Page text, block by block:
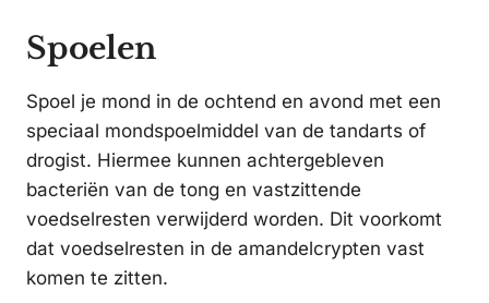
Spoelen
Spoel je mond in de ochtend en avond met een
speciaal mondspoelmiddel van de tandarts of
drogist. Hiermee kunnen achtergebleven
bacteriën van de tong en vastzittende
voedselresten verwijderd worden. Dit voorkomt
dat voedselresten in de amandelcrypten vast
komen te zitten.